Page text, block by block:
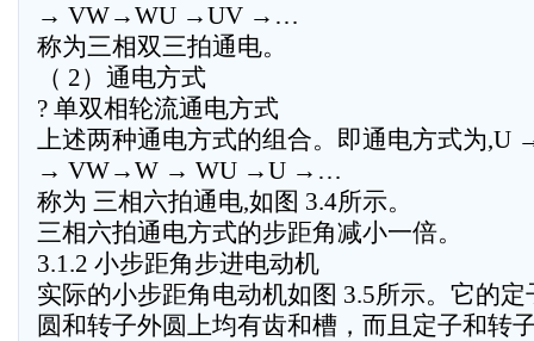
→ VW→WU →UV →…
称为三相双三拍通电。
（ 2）通电方式
? 单双相轮流通电方式
上述两种通电方式的组合。即通电方式为
→ VW→W → WU →U →…
称为 三相六拍通电,如图 3.4所示。
三相六拍通电方式的步距角减小一倍。
3.1.2 小步距角步进电动机
实际的小步距角电动机如图 3.5所示。它的定
圆和转子外圆上均有齿和槽，而且定子和转